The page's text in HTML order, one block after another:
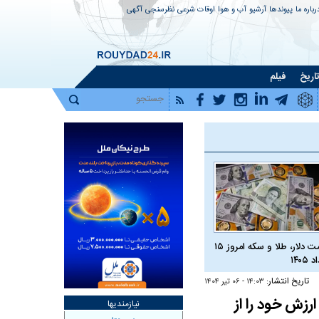
ما پیوندها آرشیو آب و هوا اوقات شرعی نظرسنجی آگهی
تاریخ فیلم
قیمت دلار، طلا و سکه امروز ۱۵
تاریخ انتشار: ۱۴:۰۳ - ۰۶ تير ۱۴۰۴
خود را از
نیازمندیها